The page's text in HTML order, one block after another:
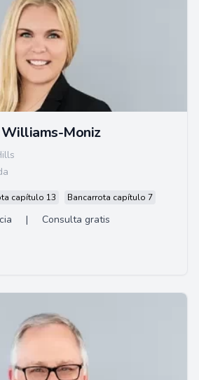
Moniz
capítulo 13 Bancarrota capítulo 7
| Consulta gratis